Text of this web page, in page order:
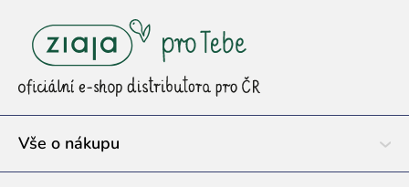
t
Vše o nákupu